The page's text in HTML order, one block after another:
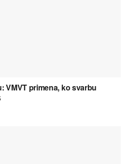
VMVT primena, ko svarbu